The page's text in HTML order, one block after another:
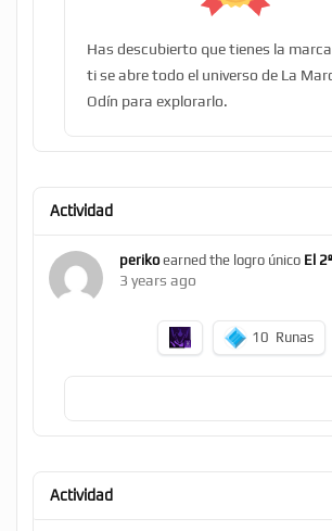
Has descubierto que tienes la
ti se abre todo el universo de La
Odín para explorarlo.
Actividad
perikoearned the logro único El
3 years ago
10 Runas
Actividad